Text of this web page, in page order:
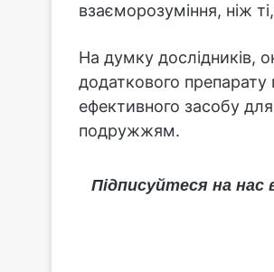
взаєморозуміння, ніж
На думку дослідників,
додаткового препарату
ефективного засобу
подружжям.
Підписуйтеся на нас